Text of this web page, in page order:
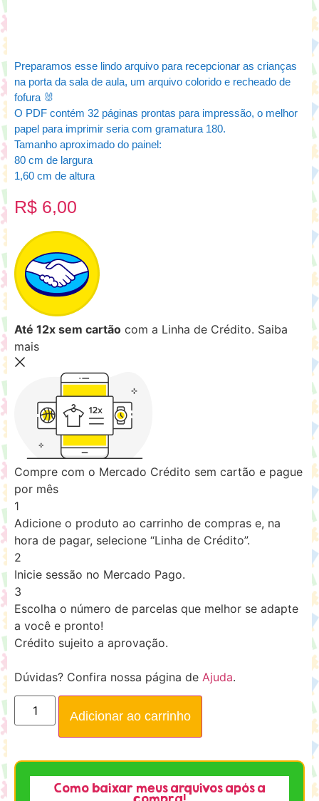
Preparamos esse lindo arquivo para recepcionar as crianças
na porta da sala de aula, um arquivo colorido e recheado de
fofura 🐰
O PDF contém 32 páginas prontas para impressão, o melhor
papel para imprimir seria com gramatura 180.
Tamanho aproximado do painel:
80 cm de largura
1,60 cm de altura
R$ 6,00
Até 12x sem cartão com a Linha de Crédito. Saiba
mais
Compre com o Mercado Crédito sem cartão e pague
por mês
1
Adicione o produto ao carrinho de compras e, na
hora de pagar, selecione “Linha de Crédito”.
2
Inicie sessão no Mercado Pago.
3
Escolha o número de parcelas que melhor se adapte
a você e pronto!
Crédito sujeito a aprovação.
Dúvidas? Confira nossa página de Ajuda.
Adicionar ao carrinho
Como baixar meus arquivos após a